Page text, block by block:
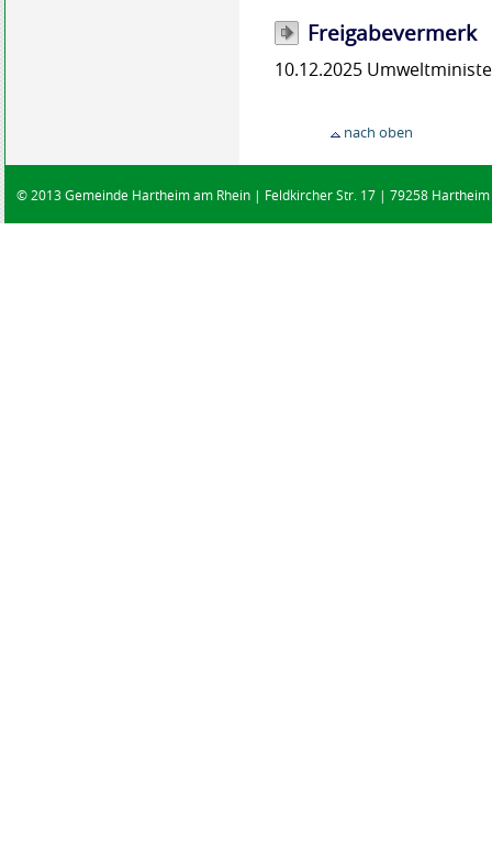
Freigabevermerk
10.12.2025
nach oben
© 2013 Gemeinde Hartheim am Rhein | Feldkircher Str. 17 | 79258